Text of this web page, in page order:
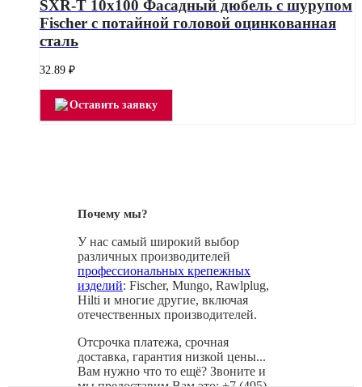
SXR-T 10х100 Фасадный дюбель с шурупом
Fischer с потайной головой оцинкованная
сталь
32.89 ₽
Оставить заявку
Почему мы?
У нас самый широкий выбор
различных производителей
профессиональных крепежных
изделий: Fischer, Mungo, Rawlplug,
Hilti и многие другие, включая
отечественных производителей.
Отсрочка платежа, срочная
доставка, гарантия низкой цены...
Вам нужно что то ещё? Звоните и